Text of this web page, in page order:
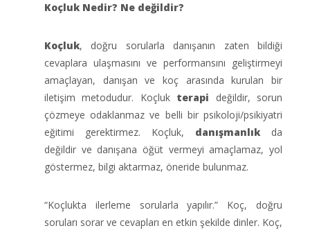
Koçluk Nedir? Ne değildir?
Koçluk, doğru sorularla danışanın zaten bildiği
cevaplara ulaşmasını ve performansını geliştirmeyi
amaçlayan, danışan ve koç arasında kurulan bir
iletişim metodudur. Koçluk terapi değildir, sorun
çözmeye odaklanmaz ve belli bir psikoloji/psikiyatri
eğitimi gerektirmez. Koçluk, danışmanlık da
değildir ve danışana öğüt vermeyi amaçlamaz, yol
göstermez, bilgi aktarmaz, öneride bulunmaz.
“Koçlukta ilerleme sorularla yapılır.” Koç, doğru
soruları sorar ve cevapları en etkin şekilde dinler. Koç,